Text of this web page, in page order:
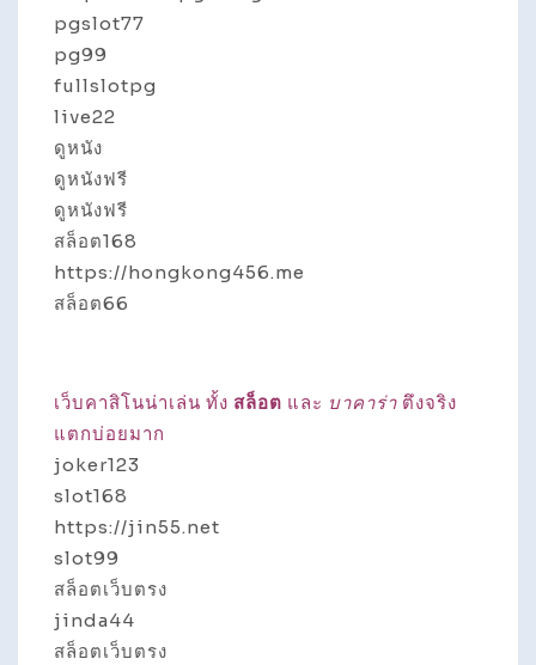
pgslot77
pg99
fullslotpg
live22
ดูหนัง
ดูหนังฟรี
ดูหนังฟรี
สล็อต168
https://hongkong456.me
สล็อต66
เว็บคาสิโนน่าเล่น ทั้ง สล็อต และ บาคาร่า ตึงจริง
แตกบ่อยมาก
joker123
slot168
https://jin55.net
slot99
สล็อตเว็บตรง
jinda44
สล็อตเว็บตรง